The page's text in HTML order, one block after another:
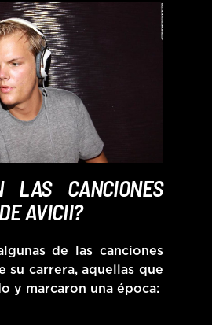
LAS CANCIONES
AVICII?
de las canciones
su carrera, aquellas que
y marcaron una época: